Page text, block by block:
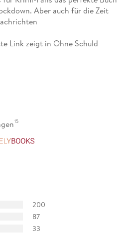
Aber auch für die Zeit
Link zeigt in Ohne Schuld
nur sehr spannend, sondern
im Lockdown. « Tiroler
Frau
15
200
87
33